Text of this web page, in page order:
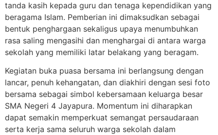
tanda kasih kepada guru dan tenaga kependidikan yang
beragama Islam. Pemberian ini dimaksudkan sebagai
bentuk penghargaan sekaligus upaya menumbuhkan
rasa saling mengasihi dan menghargai di antara warga
sekolah yang memiliki latar belakang yang beragam.
Kegiatan buka puasa bersama ini berlangsung dengan
lancar, penuh kehangatan, dan diakhiri dengan sesi foto
bersama sebagai simbol kebersamaan keluarga besar
SMA Negeri 4 Jayapura. Momentum ini diharapkan
dapat semakin memperkuat semangat persaudaraan
serta kerja sama seluruh warga sekolah dalam